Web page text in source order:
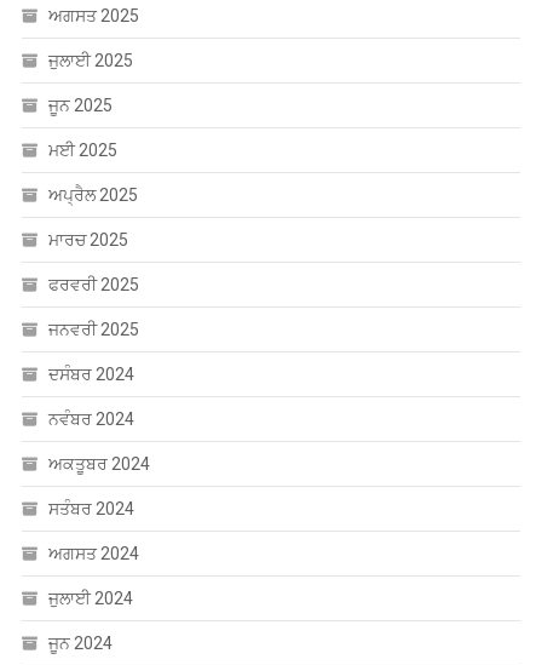
ਜੁਲਾਈ 2025
ਜੂਨ 2025
ਮਈ 2025
ਅਪ੍ਰੈਲ 2025
ਮਾਰਚ 2025
ਫਰਵਰੀ 2025
ਜਨਵਰੀ 2025
ਦਸੰਬਰ 2024
ਨਵੰਬਰ 2024
ਅਕਤੂਬਰ 2024
ਸਤੰਬਰ 2024
ਅਗਸਤ 2024
ਜੁਲਾਈ 2024
ਜੂਨ 2024
ਮਈ 2024